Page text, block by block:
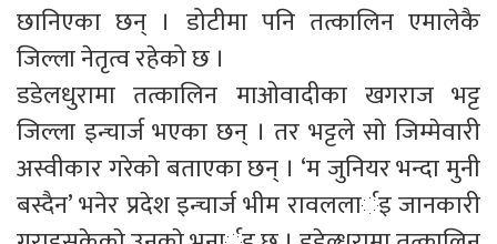
छानिएका छन् । डोटीमा पनि तत्कालिन एमालेकै
जिल्ला नेतृत्व रहेको छ ।
डडेलधुरामा तत्कालिन माओवादीका खगराज भट्ट
जिल्ला इन्चार्ज भएका छन् । तर भट्टले साे जिम्मेवारी
अस्वीकार गरेकाे बताएका छन् । ‘म जुनियर भन्दा मुनी
बस्दैन’ भनेर प्रदेश इन्चार्ज भीम रावललार्इ जानकारी